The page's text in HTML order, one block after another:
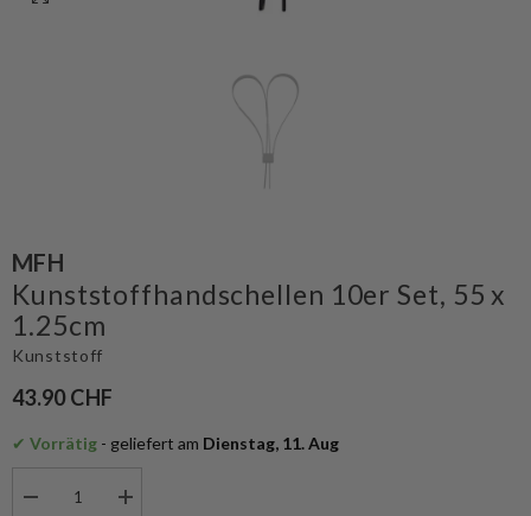
MFH
Kunststoffhandschellen 10er Set, 55 x
1.25cm
Kunststoff
43.90 CHF
✔ Vorrätig - geliefert am Dienstag, 11. Aug
Menge